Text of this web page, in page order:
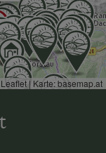
Leaflet | Karte:basemap.at